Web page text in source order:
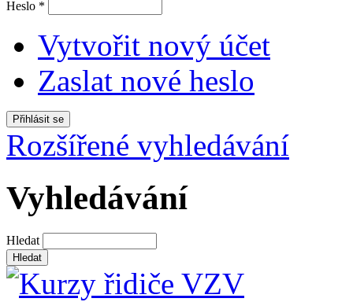
Heslo *
Vytvořit nový účet
Zaslat nové heslo
Rozšířené vyhledávání
Vyhledávání
Hledat